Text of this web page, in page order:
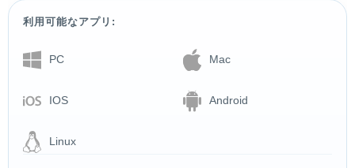
利用可能なアプリ:
PC Mac
IOS Android
Linux